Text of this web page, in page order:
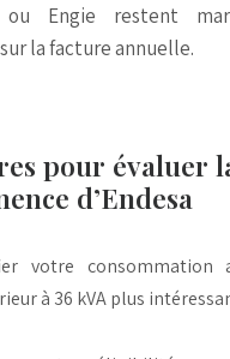
ou Engie restent
la facture annuelle.
pour évaluer
d’Endesa
votre consommation
à 36 kVA plus